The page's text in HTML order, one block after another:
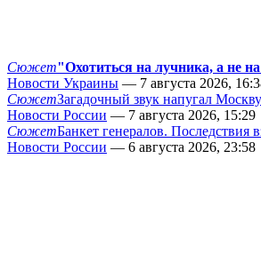
Сюжет"Охотиться на лучника, а не
Новости Украины — 7 августа 2026,
СюжетЗагадочный звук напугал
Новости России — 7 августа 2026, 15:29
СюжетБанкет генералов. Последствия
Новости России — 6 августа 2026, 23:58